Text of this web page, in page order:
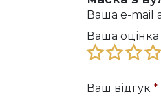
Ваша e-mail
Ваша оцінка
Ваш відгук *